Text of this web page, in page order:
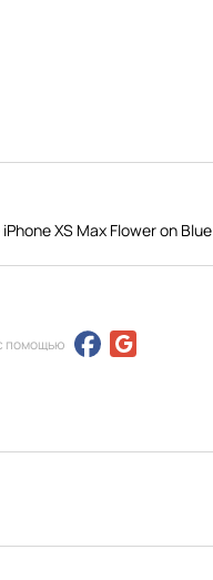
XS Max Flower on Blue
помощью